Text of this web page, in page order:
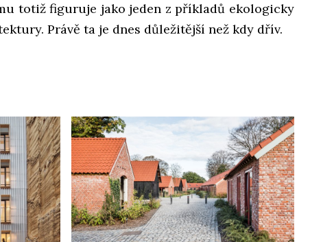
totiž figuruje jako jeden z příkladů ekologicky
Právě ta je dnes důležitější než kdy dřív.